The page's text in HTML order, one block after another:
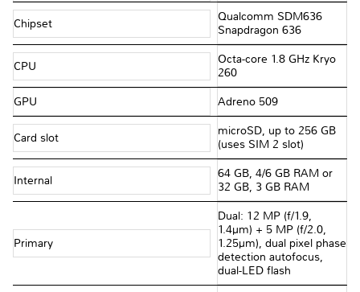
Chipset
Qualcomm SDM636
Snapdragon 636
CPU
Octa-core 1.8 GHz Kryo
260
GPU Adreno 509
Card slot
microSD, up to 256 GB
(uses SIM 2 slot)
Internal
64 GB, 4/6 GB RAM or
32 GB, 3 GB RAM
Primary
Dual: 12 MP (f/1.9,
1.4µm) + 5 MP (f/2.0,
1.25µm), dual pixel phase
detection autofocus,
dual-LED flash